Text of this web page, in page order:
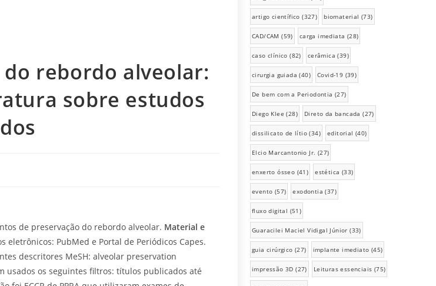
rebordo alveolar:
sobre estudos
de preservação do rebordo alveolar. Material e
PubMed e Portal de Periódicos Capes.
descritores MeSH: alveolar preservation
os seguintes filtros: títulos publicados até
artigo científico (327) biomaterial (73)
CAD/CAM (59) carga imediata (28)
caso clínico (82) cerâmica (39)
cirurgia guiada (40) Covid-19 (39)
De bem com a Periodontia (27)
Diego Klee (28) Direto da bancada (27)
dissilicato de lítio (34) editorial (40)
Elcio Marcantonio Jr. (27)
enxerto ósseo (41) estética (33)
evento (57) exodontia (37)
fluxo digital (51)
Guaracilei Maciel Vidigal Júnior (33)
guia cirúrgico (27) implante imediato (45)
impressão 3D (27) Leituras essenciais (75)